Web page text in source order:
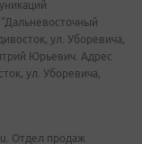
ул. Уборевича,
Юрьевич. Адрес
ул. Уборевича,
Отдел продаж